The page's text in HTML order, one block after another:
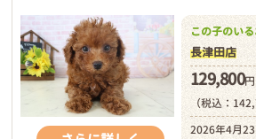
この子のい
長津田店
129,800円
（税込：
2026年4月